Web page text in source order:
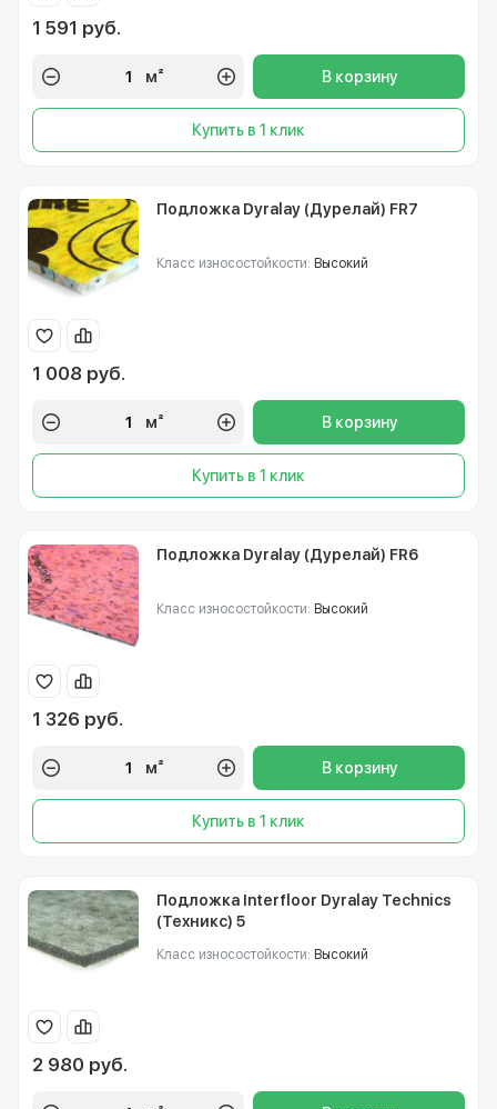
1 591 руб.
м² В корзину
Купить в 1 клик
Подложка Dyralay (Дурелай) FR7
Класс износостойкости: Высокий
1 008 руб.
м² В корзину
Купить в 1 клик
Подложка Dyralay (Дурелай) FR6
Класс износостойкости: Высокий
1 326 руб.
м² В корзину
Купить в 1 клик
Подложка Interfloor Dyralay Technics
(Техникс) 5
Класс износостойкости: Высокий
2 980 руб.